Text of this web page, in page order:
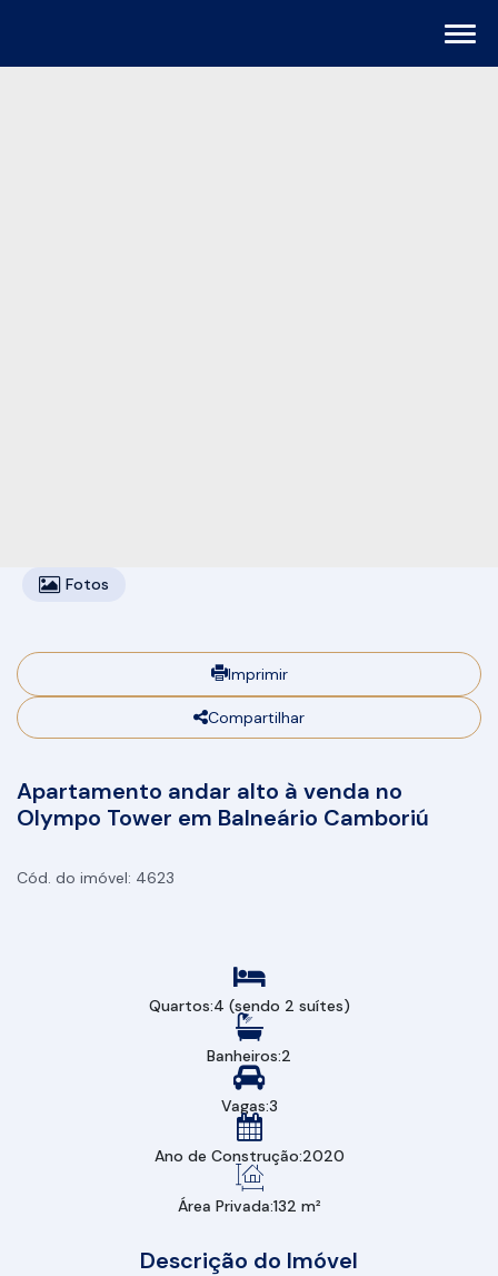
Fotos
Imprimir
Compartilhar
Apartamento andar alto à venda no
Olympo Tower em Balneário Camboriú
4623
Quartos:4 (sendo 2 suítes)
Banheiros:2
Vagas:3
Ano de Construção:2020
Área Privada:132 m²
Descrição do Imóvel